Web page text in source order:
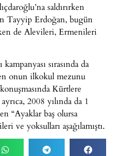
saldırırken
Tayyip Erdoğan, bugün
de Alevileri, Ermenileri
sırasında da
onun ilkokul mezunu
Kürtlere
2008 yılında da 1
“Ayaklar baş olursa
ve yoksulları aşağılamıştı.